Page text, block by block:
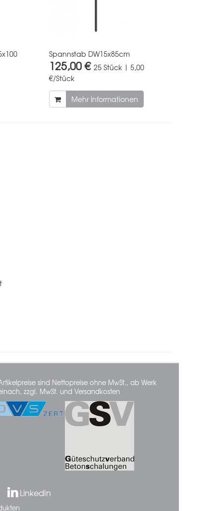
Spannstab DW15x85cm
125,00 € 25 Stück | 5,00
€/Stück
Mehr Informationen
sind Nettopreise ohne MwSt., ab Werk
zzgl. MwSt. und Versandkosten
LinkedIn